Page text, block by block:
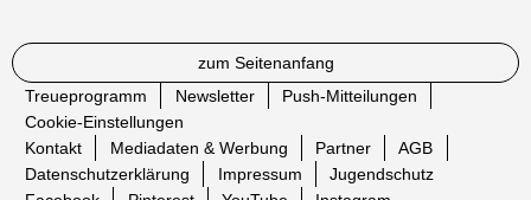
zum Seitenanfang
Treueprogramm
Newsletter
Push-Mitteilungen
Cookie-Einstellungen
Kontakt
Mediadaten & Werbung Partner
AGB
Datenschutzerklärung
Impressum
Jugendschutz